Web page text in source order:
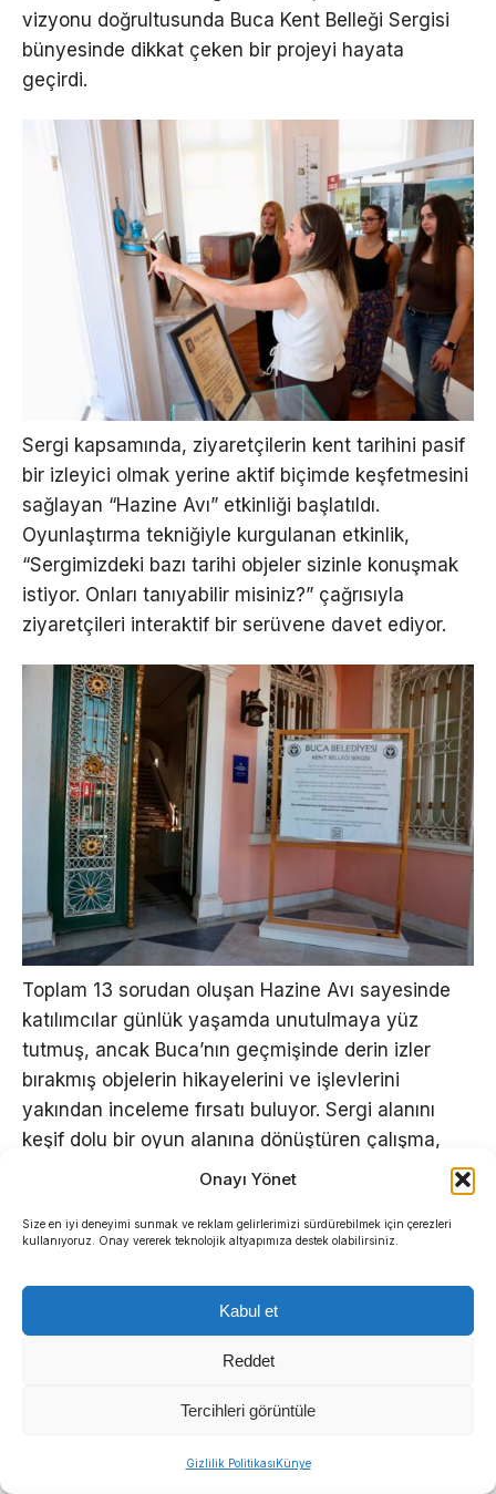
Onayı Yönet
Size en iyi deneyimi sunmak ve reklam gelirlerimizi sürdürebilmek için çerezleri
kullanıyoruz. Onay vererek teknolojik altyapımıza destek olabilirsiniz.
Kabul et
Reddet
Tercihleri görüntüle
Gizlilik PolitikasıKünye
vizyonu doğrultusunda Buca Kent Belleği Sergisi
bünyesinde dikkat çeken bir projeyi hayata
geçirdi.
Sergi kapsamında, ziyaretçilerin kent tarihini pasif
bir izleyici olmak yerine aktif biçimde keşfetmesini
sağlayan “Hazine Avı” etkinliği başlatıldı.
Oyunlaştırma tekniğiyle kurgulanan etkinlik,
“Sergimizdeki bazı tarihi objeler sizinle konuşmak
istiyor. Onları tanıyabilir misiniz?” çağrısıyla
ziyaretçileri interaktif bir serüvene davet ediyor.
Toplam 13 sorudan oluşan Hazine Avı sayesinde
katılımcılar günlük yaşamda unutulmaya yüz
tutmuş, ancak Buca’nın geçmişinde derin izler
bırakmış objelerin hikayelerini ve işlevlerini
yakından inceleme fırsatı buluyor. Sergi alanını
keşif dolu bir oyun alanına dönüştüren çalışma,
her yaştan Bucalının yaşadığı ilçeye olan aidiyet